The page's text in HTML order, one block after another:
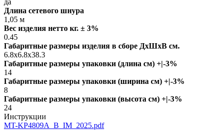
Длина сетевого шнура
1,05 м
Вес изделия нетто кг. ± 3%
0.45
Габаритные размеры изделия в сборе ДxШxВ см.
6.8x6.8x38.3
Габаритные размеры упаковки (длина см) +|-3%
14
Габаритные размеры упаковки (ширина см) +|-3%
8
Габаритные размеры упаковки (высота см) +|-3%
24
Инструкции
MT-KP4809A_B_IM_2025.pdf